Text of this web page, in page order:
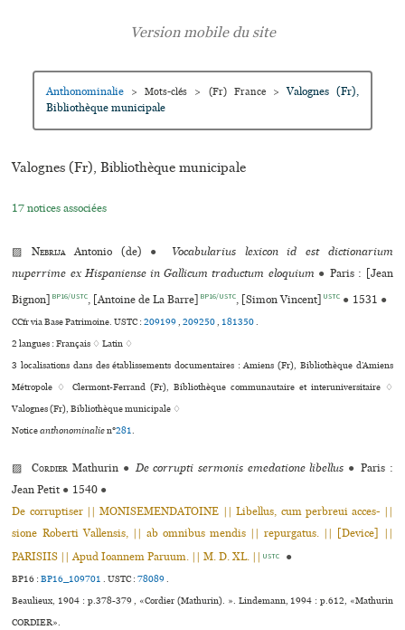
Anthonominalie > Mots-clés > (Fr) France >
Valognes (Fr),
Bibliothèque muni­ci­pale
Valognes (Fr), Bibliothèque muni­ci­pale
17 notices associées
▨NebrijaAntonio (de) ●
Vocabularius lexicon id est dictionarium
nuperrime ex Hispaniense in Gallicum traductum eloquium ● Paris : [Jean
Bignon]
BP16/USTC, [Antoine de La Barre] BP16/USTC, [Simon Vincent] USTC ● 1531 ●
CCfr via Base Patrimoine.USTC :209199,209250, 181350.
2 langues :Français ♢Latin ♢
3 localisations dans des établissements documentaires : Amiens (Fr), Bibliothèque d’Amiens
Métropole ♢ Clermont-Ferrand (Fr), Bibliothèque com­mu­nau­taire et inte­ru­ni­ver­si­taire ♢
Valognes (Fr), Bibliothèque muni­ci­pale ♢
Noticeanthonominalien°281.
▨Cordier Mathurin ● De corrupti sermonis emedatione libellus ● Paris :
Jean Petit ● 1540 ●
De corruptiser || MONISEMENDATOINE || Libellus, cum perbreui acces- ||
sione Roberti Vallensis, || ab omnibus mendis || repurgatus. || [Device] ||
PARISIIS || Apud Ioannem Paruum. || M. D. XL. ||
USTC ●
BP16 :BP16_109701 .USTC :78089.
Beaulieux, 1904 : p.378-379 , «Cordier (Mathurin). ». Lindemann, 1994 : p.612, «Mathurin
CORDIER».